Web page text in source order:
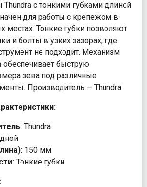
Thundra с тонкими губками длиной
для работы с крепежом в
местах. Тонкие губки позволяют
и болты в узких зазорах, где
не подходит. Механизм
обеспечивает быструю
зева под различные
Производитель — Thundra.
Thundra
150 мм
Тонкие губки